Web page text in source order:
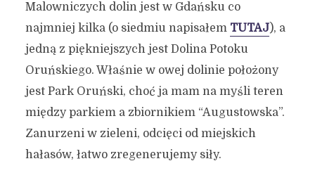
Malowniczych dolin jest w Gdańsku co
najmniej kilka (o siedmiu napisałem TUTAJ), a
jedną z piękniejszych jest Dolina Potoku
Oruńskiego. Właśnie w owej dolinie położony
jest Park Oruński, choć ja mam na myśli teren
między parkiem a zbiornikiem “Augustowska”.
Zanurzeni w zieleni, odcięci od miejskich
hałasów, łatwo zregenerujemy siły.